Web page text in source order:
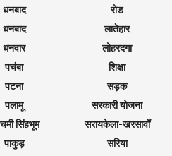
धनबाद
धनबाद
धनवार
पचंबा
पटना
पलामू
सिंहभूम
पाकुड़
रोड
लातेहार
लोहरदगा
शिक्षा
सड़क
सरकारी योजना
सरायकेला-खरसावाँ
सरिया